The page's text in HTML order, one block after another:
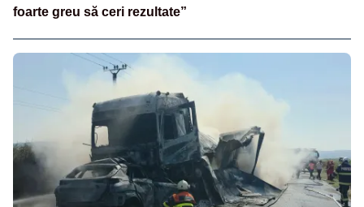
foarte greu să ceri rezultate”